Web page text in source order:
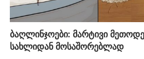
ბაღლინჯოები: მარტივი
სახლიდან მოსაშორებლად